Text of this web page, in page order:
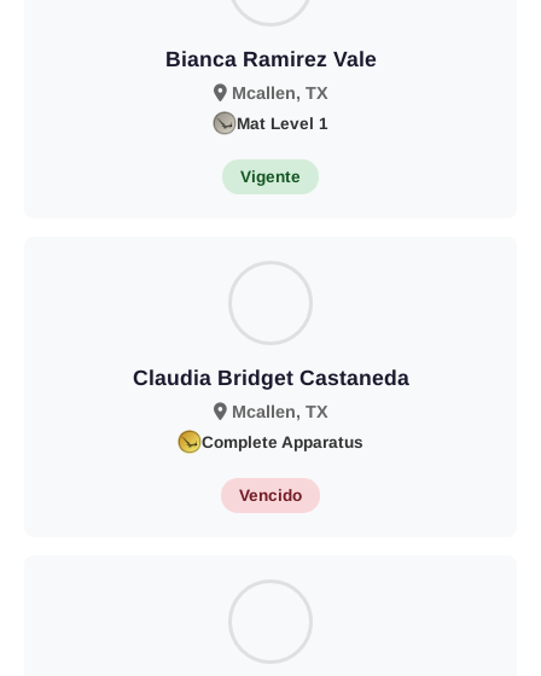
Bianca Ramirez Vale
Mcallen, TX
Mat Level 1
Vigente
Claudia Bridget Castaneda
Mcallen, TX
Complete Apparatus
Vencido